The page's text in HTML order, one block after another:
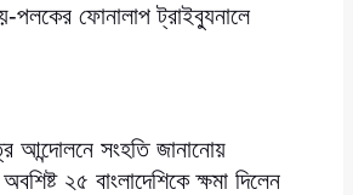
পলকের ফোনালাপ ট্রাইব্যুনালে
আন্দোলনে সংহতি জানানোয়
২৫ বাংলাদেশিকে ক্ষমা দিলেন